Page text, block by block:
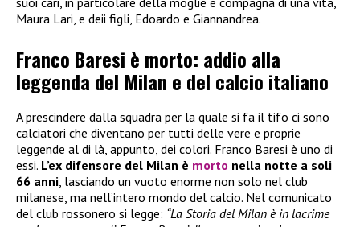
Maura Lari, e deii figli, Edoardo e Giannandrea.
Franco Baresi è morto: addio alla
leggenda del Milan e del calcio italiano
A prescindere dalla squadra per la quale si fa il tifo ci sono
calciatori che diventano per tutti delle vere e proprie
leggende al di là, appunto, dei colori. Franco Baresi è uno di
essi. L’ex difensore del Milan è morto nella notte a soli
66 anni, lasciando un vuoto enorme non solo nel club
milanese, ma nell’intero mondo del calcio. Nel comunicato
del club rossonero si legge: “La Storia del Milan è in lacrime